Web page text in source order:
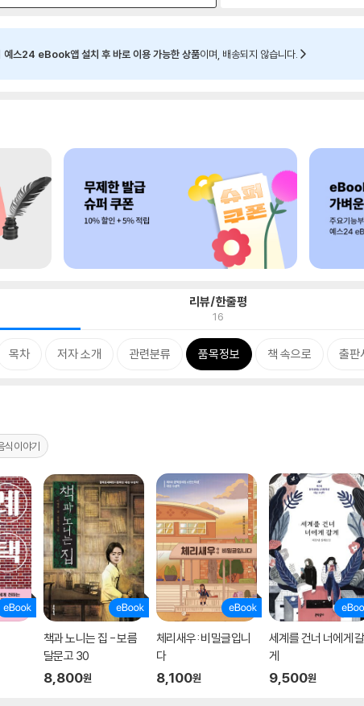
예스24 eBook앱 설치 후 바로 이용 가능한 상품이며, 배송되지 않습니다.
리뷰/한줄평
16
목차 저자 소개 관련분류 품목정보 책 속으로 출판
식이야기
책과 노니는 집 - 보름
달문고 30
8,800원
체리새우: 비밀글입니
다
8,100원
세계를 건너 너에게 갈
게
9,500원